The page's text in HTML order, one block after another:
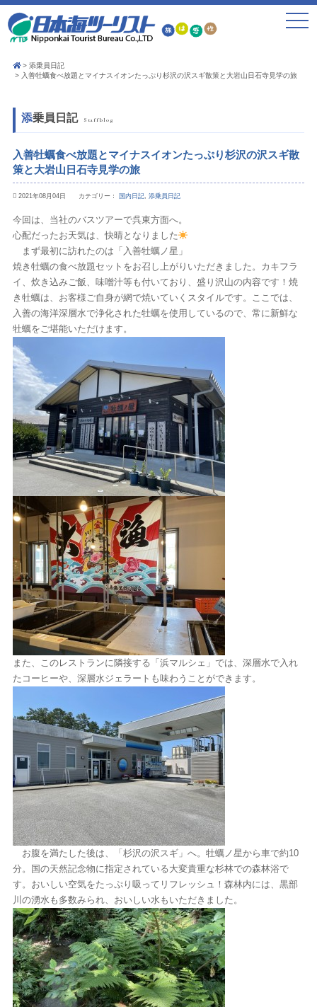
toggle
添乗員日記
入善牡蠣食べ放題とマイナスイオンたっぷり杉沢の沢スギ散策と大岩山日石寺見学の旅
添乗員日記 Staffblog
入善牡蠣食べ放題とマイナスイオンたっぷり杉沢の沢スギ散
策と大岩山日石寺見学の旅
2021年08月04日 カテゴリー： 国内日記, 添乗員日記
今回は、当社のバスツアーで呉東方面へ。
心配だったお天気は、快晴となりました
まず最初に訪れたのは「入善牡蠣ノ星」
焼き牡蠣の食べ放題セットをお召し上がりいただきました。カキフラ
イ、炊き込みご飯、味噌汁等も付いており、盛り沢山の内容です！焼
き牡蠣は、お客様ご自身が網で焼いていくスタイルです。ここでは、
入善の海洋深層水で浄化された牡蠣を使用しているので、常に新鮮な
牡蠣をご堪能いただけます。
また、このレストランに隣接する「浜マルシェ」では、深層水で入れ
たコーヒーや、深層水ジェラートも味わうことができます。
お腹を満たした後は、「杉沢の沢スギ」へ。牡蠣ノ星から車で約10
分。国の天然記念物に指定されている大変貴重な杉林での森林浴で
す。おいしい空気をたっぷり吸ってリフレッシュ！森林内には、黒部
川の湧水も多数みられ、おいしい水もいただきました。